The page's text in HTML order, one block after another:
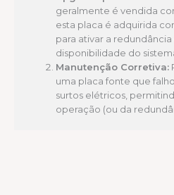
geralmente é vendida
esta placa é adquirida
para ativar a
disponibilidade do
Manutenção Corretiva:
uma placa fonte que
surtos elétricos,
operação (ou da